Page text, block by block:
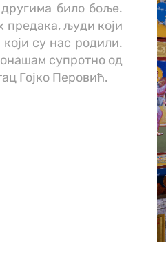
било боље.
предака, људи који
су нас родили.
супротно од
Гојко Перовић.